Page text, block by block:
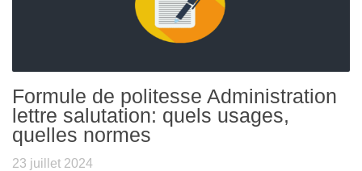
Formule de politesse Administration
lettre salutation: quels usages,
quelles normes
23 juillet 2024